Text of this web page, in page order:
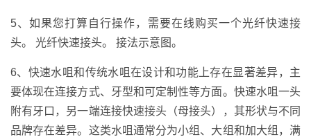
5、如果您打算自行操作，需要在线购买一个光纤快速接
头。 光纤快速接头。 接法示意图。
6、快速水咀和传统水咀在设计和功能上存在显著差异，主
要体现在连接方式、牙型和可定制性等方面。快速水咀一头
附有牙口，另一端连接快速接头（母接头），其形状与不同
品牌存在差异。这类水咀通常分为小组、大组和加大组，满